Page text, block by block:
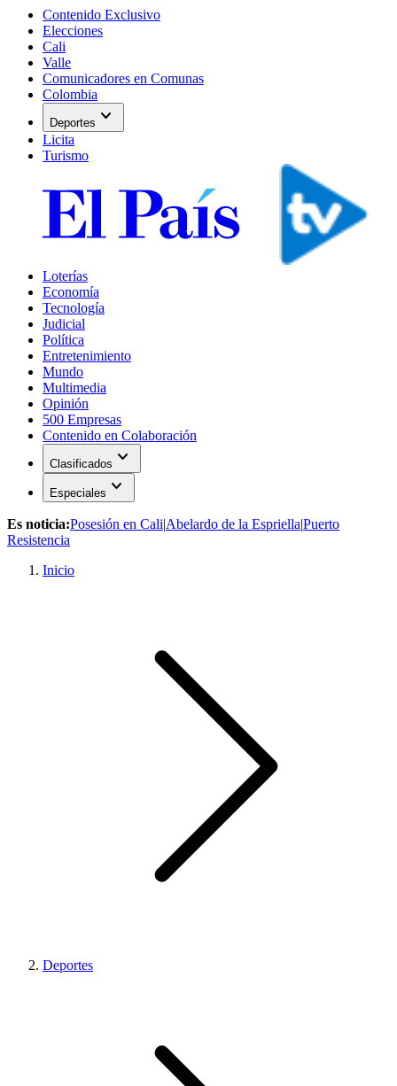
Contenido Exclusivo
Elecciones
Cali
Valle
Comunicadores en Comunas
Colombia
Deportes expand_more
Licita
Turismo
Loterías
Economía
Tecnología
Judicial
Política
Entretenimiento
Mundo
Multimedia
Opinión
500 Empresas
Contenido en Colaboración
Clasificados expand_more
Especiales expand_more
Es noticia:Posesión en Cali|Abelardo de la Espriella|Puerto
Resistencia
Inicio
Deportes